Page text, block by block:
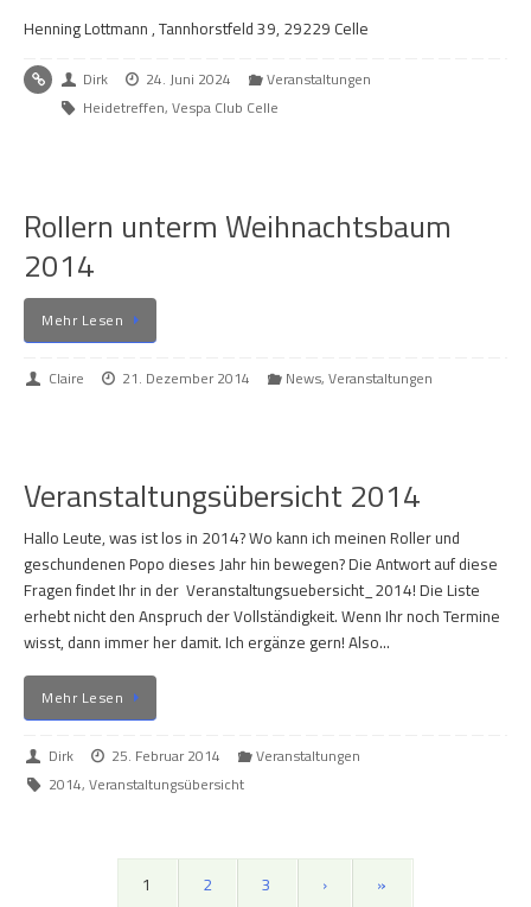
Henning Lottmann , Tannhorstfeld 39, 29229 Celle
Dirk 24. Juni 2024
Veranstaltungen
Heidetreffen, Vespa Club Celle
Rollern unterm Weihnachtsbaum
2014
Mehr Lesen
Claire 21. Dezember 2014 News, Veranstaltungen
Veranstaltungsübersicht 2014
Hallo Leute, was ist los in 2014? Wo kann ich meinen Roller und
geschundenen Popo dieses Jahr hin bewegen? Die Antwort auf diese
Fragen findet Ihr in der Veranstaltungsuebersicht_2014! Die Liste
erhebt nicht den Anspruch der Vollständigkeit. Wenn Ihr noch Termine
wisst, dann immer her damit. Ich ergänze gern! Also…
Mehr Lesen
Dirk 25. Februar 2014
Veranstaltungen
2014, Veranstaltungsübersicht
1 2 3 › »